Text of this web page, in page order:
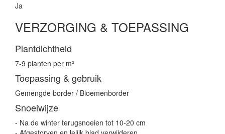
Ja
VERZORGING & TOEPASSING
Plantdichtheid
7-9 planten per m²
Toepassing & gebruik
Gemengde border / Bloemenborder
Snoeiwijze
- Na de winter terugsnoeien tot 10-20 cm